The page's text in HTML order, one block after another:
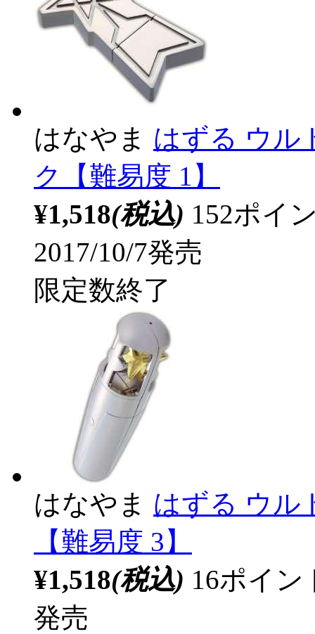
はなやま はずる ウル
ク【難易度 1】
¥1,518(税込) 152ポイ
2017/10/7発売
限定数終了
はなやま はずる ウル
【難易度 3】
¥1,518(税込) 16ポイ
発売